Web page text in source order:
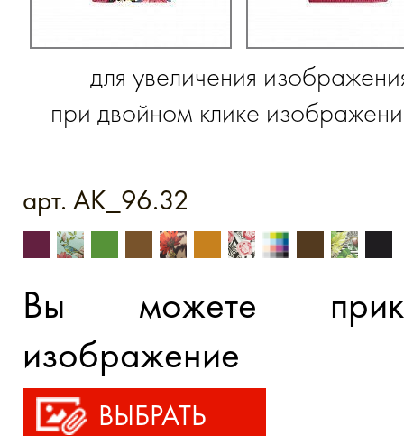
для увеличения
при двойном клике
арт. AK_96.32
Вы можете
изображение
ВЫБРАТЬ